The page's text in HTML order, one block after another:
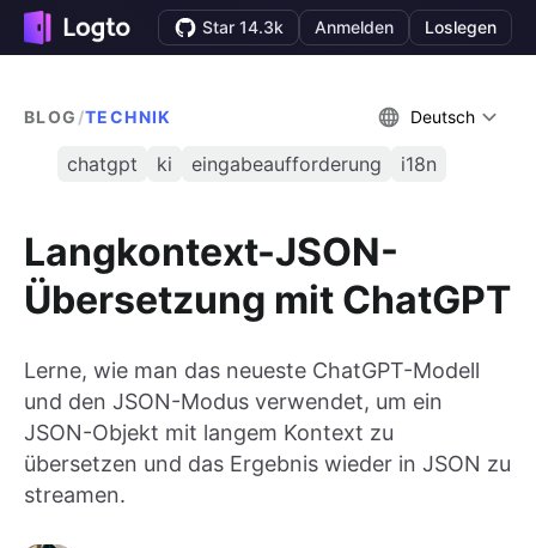
Star 14.3k Anmelden Loslegen
BLOG /TECHNIK Deutsch
chatgpt ki eingabeaufforderung i18n
Langkontext-JSON-
Übersetzung mit ChatGPT
Lerne, wie man das neueste ChatGPT-Modell
und den JSON-Modus verwendet, um ein
JSON-Objekt mit langem Kontext zu
übersetzen und das Ergebnis wieder in JSON zu
streamen.